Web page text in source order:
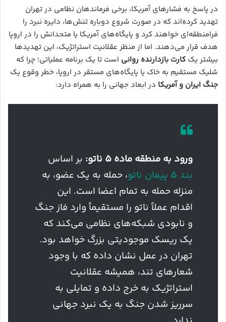
در پاسخ به فشارهای آمریکا، برخی فرماندهان نظامی در تهران
تهدید کرده‌اند که در صورت شروع دوباره تنش‌ها، دایره نبرد را
فرامنطقه‌ای خواهند کرد و پایگاه‌های آمریکا یا متحدانش را در اروپا
هدف قرار می‌دهند. اما از منظر عقلانیت استراتژیک، این تهدیدها
بیشتر یک کارت بازدارنده روانی است تا یک برنامه عملیاتی؛ چرا که
شلیک مستقیم به خاک یا پایگاه‌های مستقر در اروپا، خطر وقوع یک
جنگ ایران و آمریکا در ابعاد جهانی را به همراه دارد:
ورود به منطقه ماده ۵ ناتو:
بر اساس
بند ۵ پیمان ناتو
، حمله به یک عضو، به
منزله حمله به تمام اعضا است. این
اقدام عملاً ناتو را مستقیماً وارد فاز جنگ
و نابودی شبکه‌های نظامی می‌کند که
یک ریسک موجودیتی بزرگ خواهد بود.
تهران در عمل نشان داده که با وجود
شعارهای تند، همیشه عقلانیت
استراتژیک به خرج داده و تمایلی به
سرریز شدن جنگ به یک نبرد جهانی